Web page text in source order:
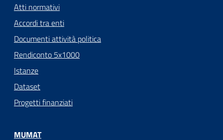
Atti normativi
Accordi tra enti
Documenti attività politica
Rendiconto 5x1000
Istanze
Dataset
Progetti finanziati
MUMAT